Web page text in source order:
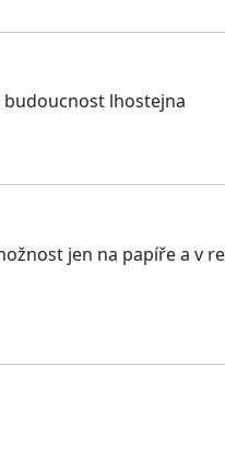
budoucnost lhostejna
jen na papíře a v